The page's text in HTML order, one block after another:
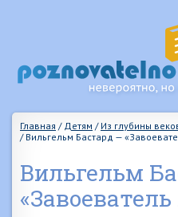
Главная / Детям / Из глубины
/ Вильгельм Бастард —
Вильгельм